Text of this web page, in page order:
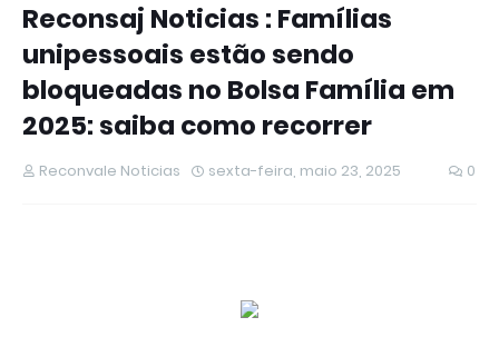
Reconsaj Noticias : Famílias
unipessoais estão sendo
bloqueadas no Bolsa Família em
2025: saiba como recorrer
Reconvale Noticias sexta-feira, maio 23, 2025 0